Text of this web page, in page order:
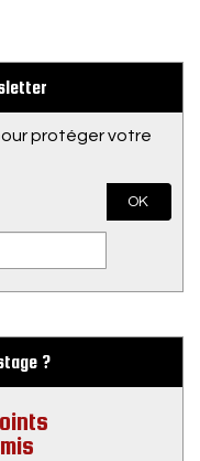
protéger votre
OK
?